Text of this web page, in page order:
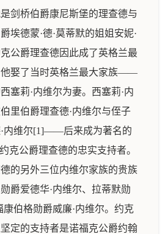
剑桥伯爵康尼斯堡的理查德与
埃德蒙·德·莫蒂默的姐姐安妮·
公爵理查德因此成了英格兰最
他娶了当时英格兰最大家族——
莉·内维尔为妻。西塞莉·内
里伯爵理查德·内维尔与侄子
内维尔[1]——后来成为著名的
公爵理查德的忠实支持者。
的另外三位内维尔家族的贵族
爵爱德华·内维尔、拉蒂默勋
康伯格勋爵威廉·内维尔。约克
定的支持者是诺福克公爵约翰